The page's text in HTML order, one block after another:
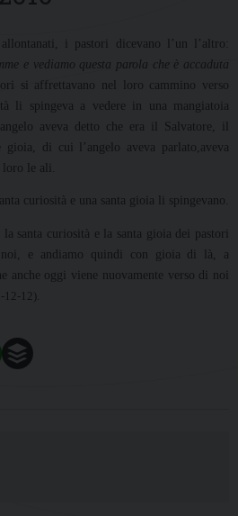
i pastori dicevano l’un l’altro:
e vediamo questa parola che è accaduta
si affrettavano nel loro cammino verso
li spingeva a vedere in una mangiatoia
aveva detto che era il Salvatore, il
di cui l’angelo aveva parlato,aveva
le ali.
curiosità e una santa gioia li spingevano.
santa curiosità e la santa gioia dei pastori
noi, e andiamo quindi con gioia di là, a
anche oggi viene nuovamente verso di noi
12).